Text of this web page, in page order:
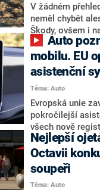
V žádném
neměl chybět
Škody, ovšem i
silnou
univerzálem,
Volvo zaujme
nejlepší volbou
Podívejte se na
SUV za cenu do
mobilu. EU
asistenční
Téma: Auto
Evropská unie
pokročilejší
všech nově
novinkou je
které doplňuje
detekcí cyklistů
také systém pro
Nejlepší
Octavii
soupeři
Téma: Auto